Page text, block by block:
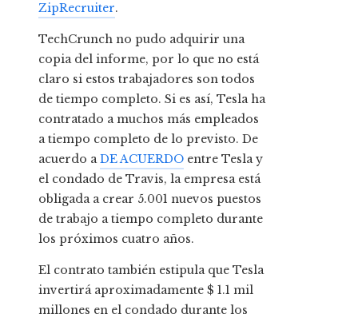
ZipRecruiter.
TechCrunch no pudo adquirir una
copia del informe, por lo que no está
claro si estos trabajadores son todos
de tiempo completo. Si es así, Tesla ha
contratado a muchos más empleados
a tiempo completo de lo previsto. De
acuerdo aDE ACUERDO entre Tesla y
el condado de Travis, la empresa está
obligada a crear 5.001 nuevos puestos
de trabajo a tiempo completo durante
los próximos cuatro años.
El contrato también estipula que Tesla
invertirá aproximadamente $ 1.1 mil
millones en el condado durante los